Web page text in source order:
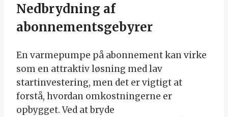
Nedbrydning af
abonnementsgebyrer
En varmepumpe på abonnement kan virke
som en attraktiv løsning med lav
startinvestering, men det er vigtigt at
forstå, hvordan omkostningerne er
opbygget. Ved at bryde